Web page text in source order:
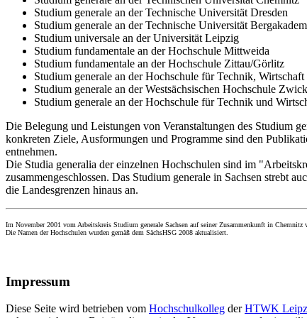
Studium generale an der Technische Universität Dresden
Studium generale an der Technische Universität
Studium universale an der Universität Leipzig
Studium fundamentale an der Hochschule Mittweida
Studium fundamentale an der Hochschule Zittau/Görlitz
Studium generale an der Hochschule für Technik,
Studium generale an der Westsächsischen Hochschule
Studium generale an der Hochschule für Technik und
Die Belegung und Leistungen von Veranstaltungen des Studium
konkreten Ziele, Ausformungen und Programme sind den
entnehmen.
Die Studia generalia der einzelnen Hochschulen sind im
zusammengeschlossen. Das Studium generale in Sachsen strebt
die Landesgrenzen hinaus an.
Im November 2001 vom Arbeitskreis Studium generale Sachsen auf seiner Zusammenkunft in Chemnitz
Die Namen der Hochschulen wurden gemäß dem SächsHSG 2008 aktualisiert.
Impressum
Diese Seite wird betrieben vom Hochschulkolleg derHTWK